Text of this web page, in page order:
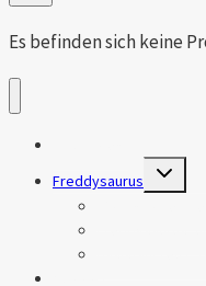
Es befinden sich keine
Freddysaurus